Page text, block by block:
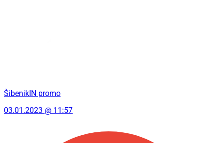
ŠibenikIN promo
03.01.2023 @ 11:57